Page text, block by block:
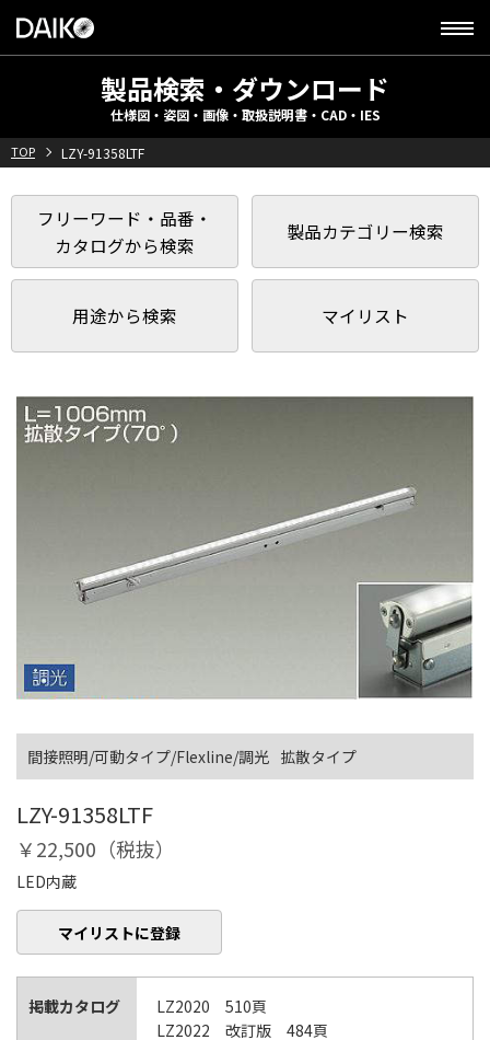
製品検索・ダウンロード
仕様図・姿図・画像・取扱説明書・CAD・IES
TOP LZY-91358LTF
フリーワード・品番・
カタログから検索
製品カテゴリー検索
用途から検索 マイリスト
間接照明/可動タイプ/Flexline/調光 拡散タイプ
LZY-91358LTF
￥22,500（税抜）
LED内蔵
マイリストに登録
掲載カタログ
LZ2020 510頁
LZ2022 改訂版 484頁